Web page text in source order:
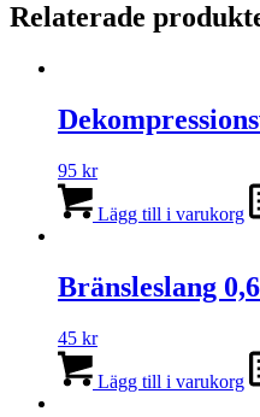
Relaterade
95 kr
Lägg till i varukorg
Bränsleslang
45 kr
Lägg till i varukorg